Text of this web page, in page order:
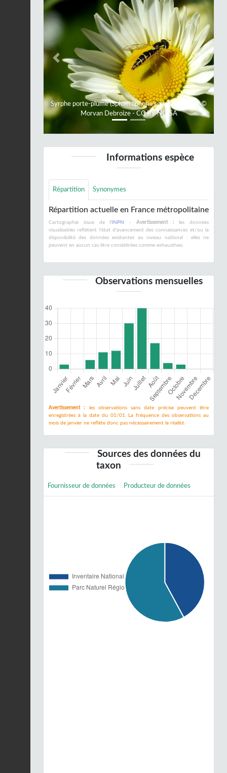
Syrphe porte-plume (Sphaerophoria scripta), femelle ©
Morvan Debroize - CC BY-NC-SA
Previous Next
Informations espèce
Répartition Synonymes
Répartition actuelle en France métropolitaine
Cartographie issue de l' INPN - Avertissement : les données
visualisables reflètent l'état d'avancement des connaissances et/ou la
disponibilité des données existantes au niveau national : elles ne
peuvent en aucun cas être considérées comme exhaustives.
Observations mensuelles
Avertissement :
les observations sans date précise peuvent être
enregistrées à la date du 01/01. La fréquence des observations au
mois de janvier ne reflète donc pas nécessairement la réalité.
Sources des données du
taxon
Fournisseur de données Producteur de données